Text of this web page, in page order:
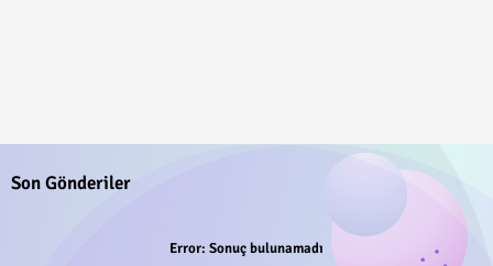
Son Gönderiler
Error: Sonuç bulunamadı